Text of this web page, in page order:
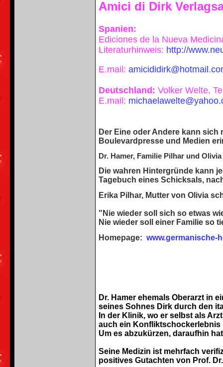
Amici di Dirk
Spanien:
Ediciones de la Nueva
Literaturhinweis: http://
E.mail:
Deutschland: Volker Welte,
E.mail:
Der Eine oder Andere kann
Boulevardpresse und Medien
Dr. Hamer, Familie Pilhar und
Die wahren Hintergründe kann
Tagebuch eines Schicksals,
Erika Pilhar, Mutter von Olivia
"Nie wieder soll sich so etwas
Nie wieder soll einer Familie so
Homepage: www.germanische-
Dr. Hamer ehemals Oberarzt in
seines Sohnes Dirk durch den
In der Klinik, wo er selbst als
auch ein Konfliktschockerlebnis
Um es abzukürzen, daraufhin
Seine Medizin ist mehrfach
positives Gutachten von Prof.